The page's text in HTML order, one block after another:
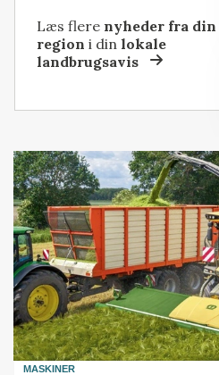
Læs flere nyheder fra din
region i dinlokale
landbrugsavis
MASKINER